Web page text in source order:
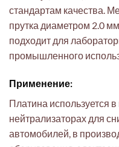
стандартам качества.
прутка диаметром 2.0
подходит для
промышленного
Применение:
Платина используется в
нейтрализаторах для
автомобилей, в